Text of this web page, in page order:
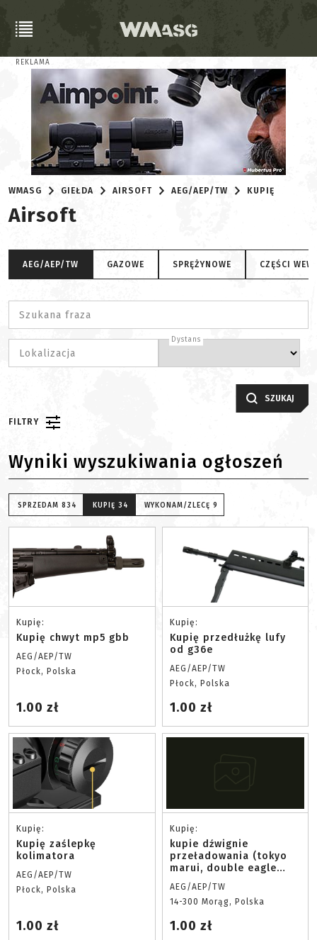
REKLAMA
WMASG GIEŁDA AIRSOFT AEG/AEP/TW KUPIĘ
Airsoft
AEG/AEP/TW GAZOWE SPRĘŻYNOWE CZĘŚCI
Szukana fraza
Lokalizacja
Dystans
SZUKAJ
FILTRY
Wyniki wyszukiwania ogłoszeń
SPRZEDAM 834 KUPIĘ 34 WYKONAM/ZLECĘ 9
Kupię:
Kupię chwyt mp5 gbb
AEG/AEP/TW
Płock, Polska
1.00 zł
Kupię:
Kupię przedłużkę lufy
od g36e
AEG/AEP/TW
Płock, Polska
1.00 zł
Kupię:
Kupię zaślepkę
kolimatora
AEG/AEP/TW
Płock, Polska
1.00 zł
Kupię:
kupie dźwignie
przeładowania (tokyo
marui, double eagle
mws)
AEG/AEP/TW
14-300 Morąg, Polska
1.00 zł